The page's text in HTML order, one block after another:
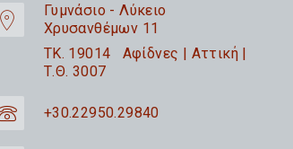
Γυμνάσιο - Λύκειο
Χρυσανθέμων 11
TK. 19014 Αφίδνες | Αττική |
Τ.Θ. 3007
+30.22950.29840